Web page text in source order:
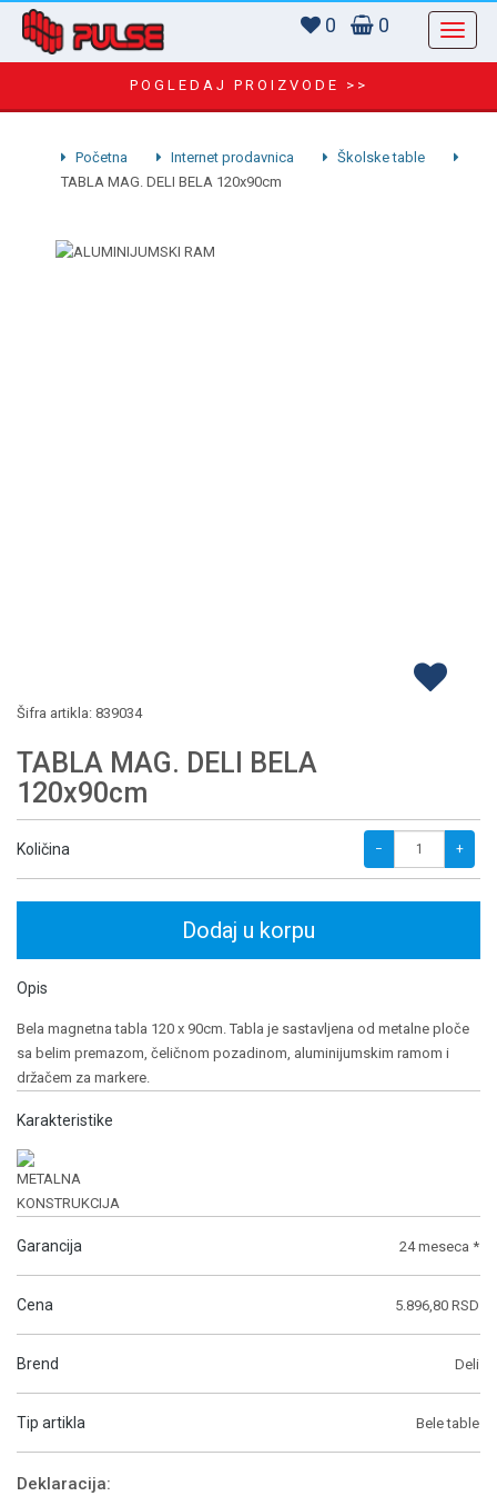
0 0
POGLEDAJ PROIZVODE >>
Početna Internet prodavnica
Školske table
TABLA MAG. DELI BELA 120x90cm
Šifra artikla: 839034
TABLA MAG. DELI BELA
120x90cm
Količina − +
Dodaj u korpu
Opis
Bela magnetna tabla 120 x 90cm. Tabla je sastavljena od metalne ploče
sa belim premazom, čeličnom pozadinom, aluminijumskim ramom i
držačem za markere.
Karakteristike
Garancija 24 meseca *
Cena 5.896,80 RSD
Brend Deli
Tip artikla Bele table
Deklaracija: